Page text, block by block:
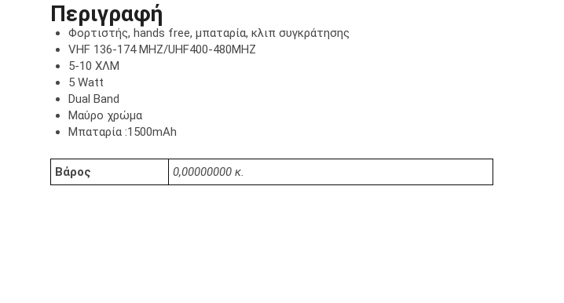
Περιγραφή
Φορτιστής, hands free, μπαταρία, κλιπ συγκράτησης
VHF 136-174 MHZ/UHF400-480MHZ
5-10 ΧΛΜ
5 Watt
Dual Band
Μαύρο χρώμα
Μπαταρία :1500mAh
Βάρος 0,00000000 κ.